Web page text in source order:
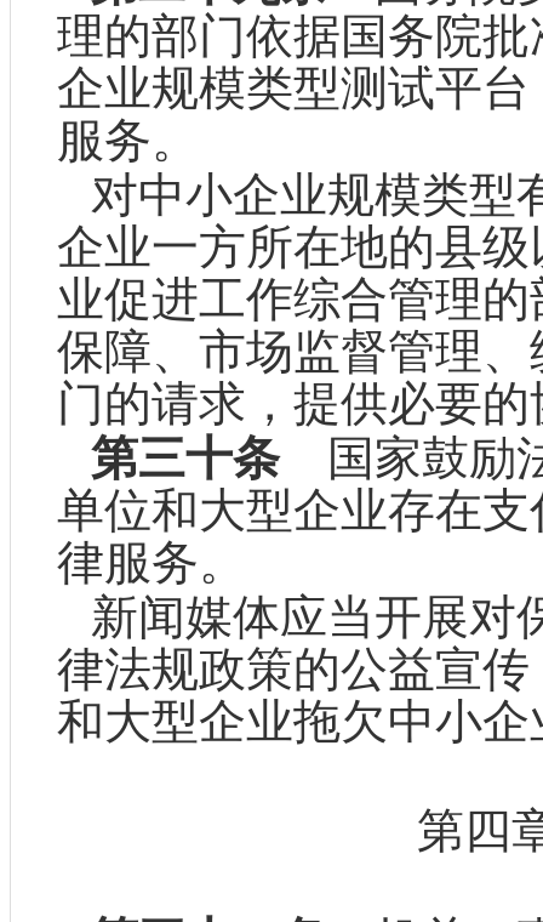
理的部门依据国务院
企业规模类型测试平
服务。
对中小企业规模类型
企业一方所在地的县
业促进工作综合管理
保障、市场监督管理
门的请求，提供必要
第三十条国家鼓励
单位和大型企业存在
律服务。
新闻媒体应当开展对
律法规政策的公益宣
和大型企业拖欠中小
第四